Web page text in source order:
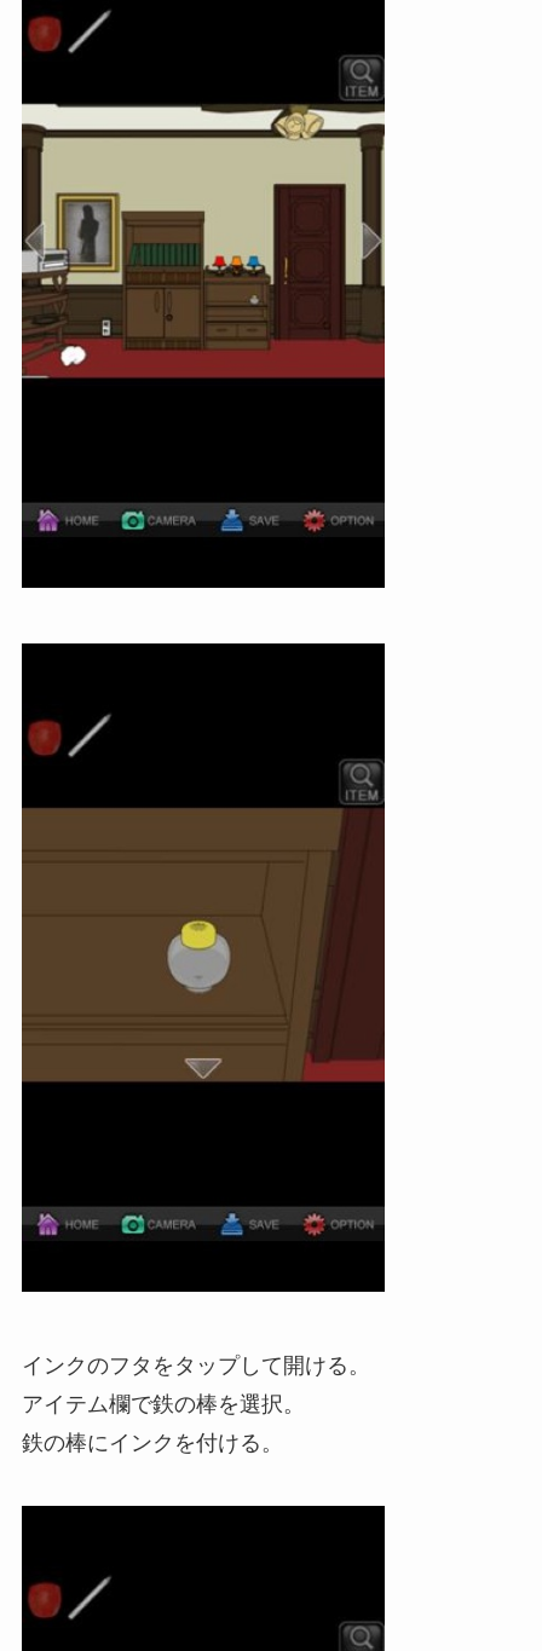
インクのフタをタップして開ける。
アイテム欄で鉄の棒を選択。
鉄の棒にインクを付ける。